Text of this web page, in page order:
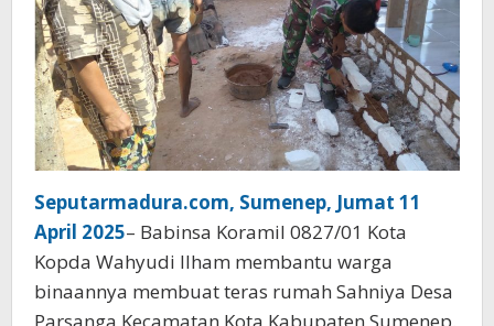
Seputarmadura.com, Sumenep, Jumat 11
April 2025– Babinsa Koramil 0827/01 Kota
Kopda Wahyudi Ilham membantu warga
binaannya membuat teras rumah Sahniya Desa